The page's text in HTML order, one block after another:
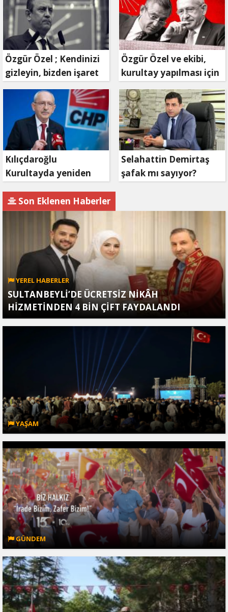
Özgür Özel ; Kendinizi
gizleyin, bizden işaret
bekleyin
Özgür Özel ve ekibi,
kurultay yapılması için
mahkemeye
başvuruyor
Kılıçdaroğlu
Kurultayda yeniden
Selahattin Demirtaş
şafak mı sayıyor?
Son Eklenen Haberler
YEREL HABERLER
SULTANBEYLİ’DE ÜCRETSİZ NİKÂH
HİZMETİNDEN 4 BİN ÇİFT FAYDALANDI
YAŞAM
GÜNDEM